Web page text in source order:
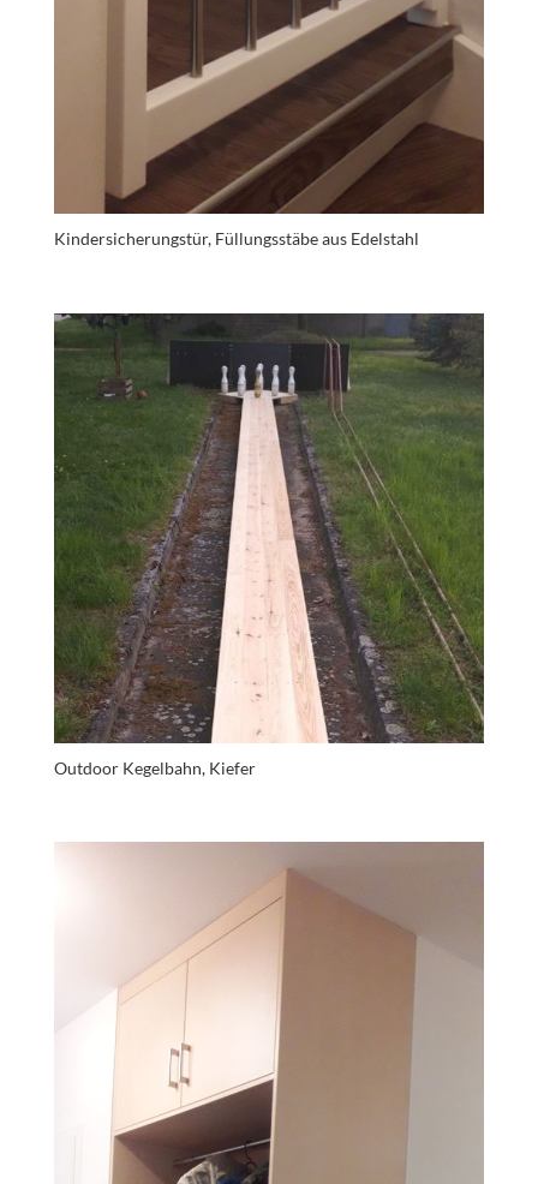
Kindersicherungstür, Füllungsstäbe aus Edelstahl
Outdoor Kegelbahn, Kiefer